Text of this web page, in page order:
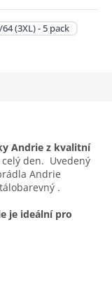
(3XL) - 5 pack
Andrie z kvalitní
den. Uvedený
Andrie
.
je ideální pro